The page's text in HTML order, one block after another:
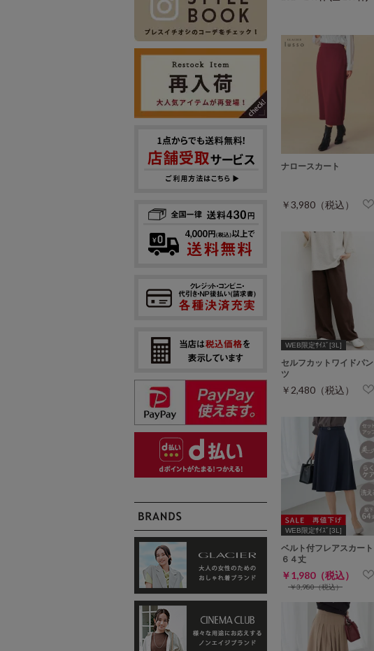
ナロースカート
￥3,980（税込）
WEB限定ｻｲｽﾞ[3L]
セルフカットワイドパン
ツ
￥2,480（税込）
WEB限定ｻｲｽﾞ[3L]
ベルト付フレアスカート
６４丈
￥1,980（税込）
￥3,980（税込）